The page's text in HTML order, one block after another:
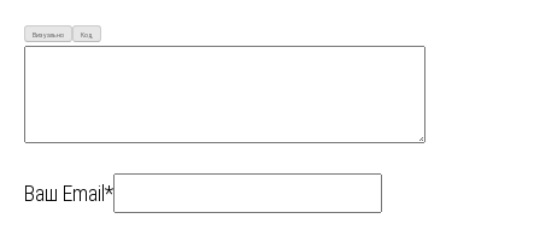
Визуально Код
Ваш Email*